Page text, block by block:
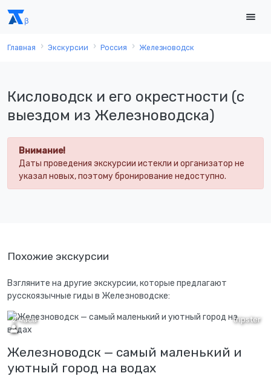
Главная Экскурсии Россия Железноводск
Кисловодск и его окрестности (с
выездом из Железноводска)
Внимание!
Даты проведения экскурсии истекли и организатор не
указал новых, поэтому бронирование недоступно.
Похожие экскурсии
Взгляните на другие экскурсии, которые предлагают
русскоязычные гиды в Железноводске:
tripster
2 часа
Железноводск — самый маленький и
уютный город на водах